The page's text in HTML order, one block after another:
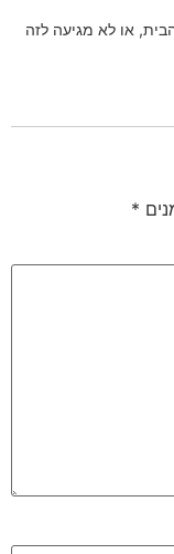
או לא מגיעה לזה
*